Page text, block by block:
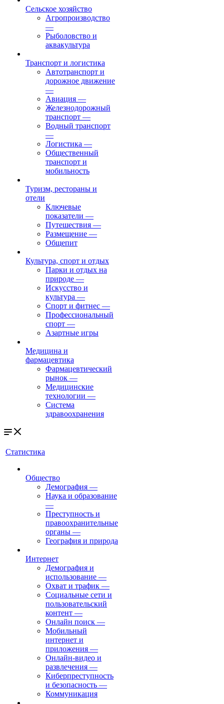
Сельское хозяйство
Агропроизводство
—
Рыболовство и
аквакультура
Транспорт и логистика
Автотранспорт и
дорожное движение
—
Авиация —
Железнодорожный
транспорт —
Водный транспорт
—
Логистика —
Общественный
транспорт и
мобильность
Туризм, рестораны и
отели
Ключевые
показатели —
Путешествия —
Размещение —
Общепит
Культура, спорт и отдых
Парки и отдых на
природе —
Искусство и
культура —
Спорт и фитнес —
Профессиональный
спорт —
Азартные игры
Медицина и
фармацевтика
Фармацевтический
рынок —
Медицинские
технологии —
Система
здравоохранения
Статистика
Общество
Демография —
Наука и образование
—
Преступность и
правоохранительные
органы —
География и природа
Интернет
Демография и
использование —
Охват и трафик —
Социальные сети и
пользовательский
контент —
Онлайн поиск —
Мобильный
интернет и
приложения —
Онлайн-видео и
развлечения —
Киберпреступность
и безопасность —
Коммуникация